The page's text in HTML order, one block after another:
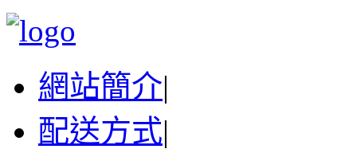
網站簡介|
配送方式|